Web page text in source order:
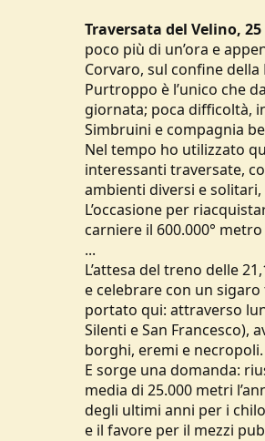
Traversata del Velino,
poco più di un’ora e
Corvaro, sul confine
Purtroppo è l’unico che
giornata; poca difficoltà,
Simbruini e compagnia
Nel tempo ho utilizzato
interessanti traversate,
ambienti diversi e solitari,
L’occasione per
carniere il 600.000°
...
L’attesa del treno delle
e celebrare con un
portato qui: attraverso
Silenti e San
borghi, eremi e necropoli.
E sorge una domanda:
media di 25.000 metri
degli ultimi anni per i
e il favore per il mezzi